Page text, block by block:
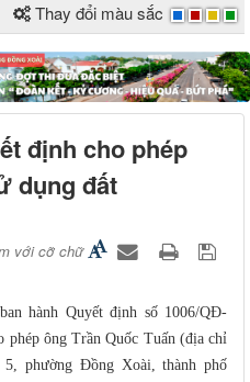
Thay đổi màu sắc
định cho phép
dụng đất
với cỡ chữ
hành Quyết định số 1006/QĐ-
phép ông Trần Quốc Tuấn (địa chỉ
phường Đồng Xoài, thành phố